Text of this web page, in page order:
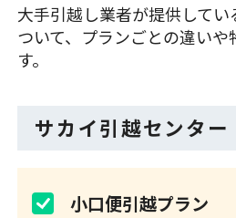
大手引越し業者が提供して
ついて、プランごとの違い
す。
サカイ引越センター
小口便引越プラン